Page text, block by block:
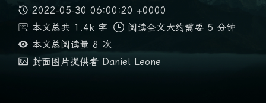
2022-05-30 06:00:20 +0000
本文总共 1.4k 字
阅读全文大约需要 5 分钟
本文总阅读量 8 次
封面图片提供者 Daniel Leone